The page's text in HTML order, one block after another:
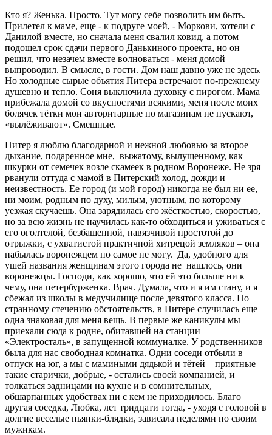
Кто я? Женька. Просто. Тут могу себе позволить им быть.
Прилетел к маме, еще - к подруге моей, - Моркови, хотели с
Данилой вместе, но сначала меня свалил ковид, а потом
подошел срок сдачи первого Данькиного проекта, но он
решил, что незачем вместе волноваться - меня домой
выпроводил. В смысле, в гости. Дом наш давно уже не здесь.
Но холодные сырые объятия Питера встречают по-прежнему
душевно и тепло. Соня выключила духовку с пирогом. Мама
прибежала домой со вкусностями всякими, меня после моих
болячек тётки мои авторитарные по магазинам не пускают,
«вылёживают». Смешные.
Питер я люблю благодарной и нежной любовью за второе
дыхание, подаренное мне, выжатому, вылущенному, как
шкурки от семечек возле скамеек в родном Воронеже. Не зря
рванули оттуда с мамой в Питерский холод, дожди и
неизвестность. Ее город (и мой город) никогда не был ни ее,
ни моим, родным по духу, милым, уютным, по которому
уезжая скучаешь. Она зарядилась его жёсткостью, скоростью,
но за всю жизнь не научилась как-то обходиться и уживаться с
его оголтелой, безбашенной, навязчивой простотой до
отрыжки, с ухватистой практичной хитрецой земляков – она
набылась воронежцем по самое не могу. Да, удобного для
ушей названия женщинам этого города не нашлось, они
воронежцы. Господи, как хорошо, что ей это больше ни к
чему, она петербурженка. Врач. Думала, что и я им стану, и я
сбежал из школы в медучилище после девятого класса. По
странному стечению обстоятельств, в Питере случилась еще
одна знаковая для меня вещь. В первые же каникулы мы
приехали сюда к родне, обитавшей на станции
«Электросталь», в запущенной коммуналке. У родственников
была для нас свободная комнатка. Одни соседи отбыли в
отпуск на юг, а мы с мамиными дядькой и тётей – приятные
такие старички, добрые, - остались своей компанией, и
толкаться задницами на кухне и в сомнительных,
обшарпанных удобствах ни с кем не приходилось. Благо
другая соседка, Любка, лет тридцати тогда, - уходя с головой в
долгие веселые пьянки-блядки, зависала неделями по своим
мужикам.